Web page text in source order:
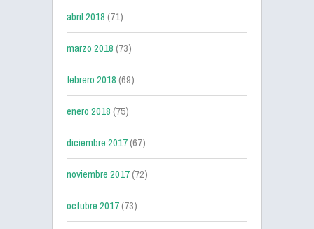
abril 2018(71)
marzo 2018(73)
febrero 2018(69)
enero 2018(75)
diciembre 2017(67)
noviembre 2017(72)
octubre 2017(73)